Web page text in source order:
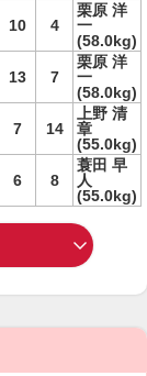
10 4
栗原 洋
一
(58.0kg)
13 7
栗原 洋
一
(58.0kg)
7 14
上野 清
章
(55.0kg)
6 8
蓑田 早
人
(55.0kg)